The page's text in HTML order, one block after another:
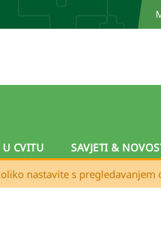
CVITU SAVJETI &
nastavite s pregledavanjem